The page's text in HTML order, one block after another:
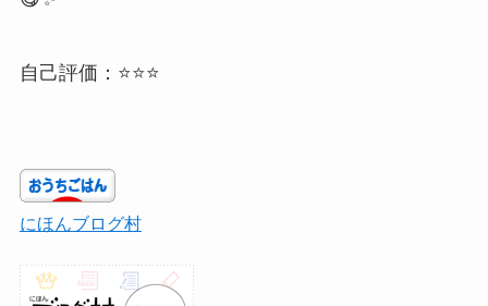
自己評価：⭐⭐⭐
にほんブログ村